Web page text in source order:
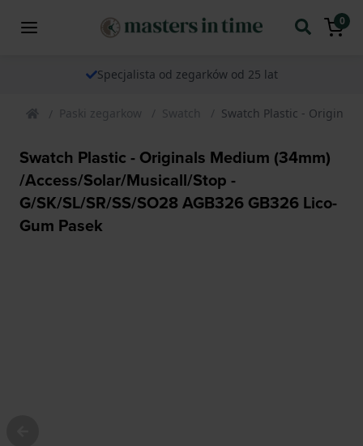
0
Specjalista od zegarków od 25 lat
Paski zegarkow Swatch Swatch Plastic - Originals
Swatch Plastic - Originals Medium (34mm)
/Access/Solar/Musicall/Stop -
G/SK/SL/SR/SS/SO28 AGB326 GB326 Lico-
Gum Pasek